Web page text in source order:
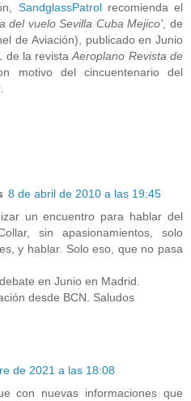
SandglassPatrolrecomienda el
del vuelo Sevilla Cuba Mejico' , de
de Aviación), publicado en Junio
de la revistaAeroplano Revista de
motivo del cincuentenario del
8 de abril de 2010 a las 19:45
un encuentro para hablar del
sin apasionamientos, solo
y hablar. Solo eso, que no pasa
en Junio en Madrid.
desde BCN. Saludos
de 2021 a las 18:08
con nuevas informaciones que